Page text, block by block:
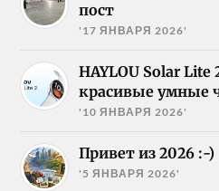
пост
'17 ЯНВАРЯ 2026'
HAYLOU Solar
красивые умные
'10 ЯНВАРЯ 2026'
Привет из 2026 :-)
'5 ЯНВАРЯ 2026'